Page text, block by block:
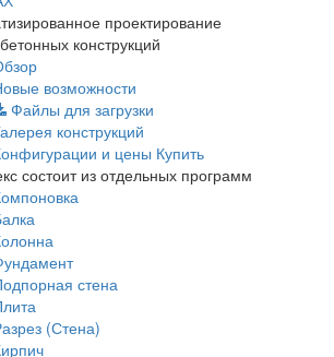
проектирование
конструкций
возможности
Файлы для загрузки
конструкций
и цены Купить
состоит из отдельных программ
стена
(Стена)